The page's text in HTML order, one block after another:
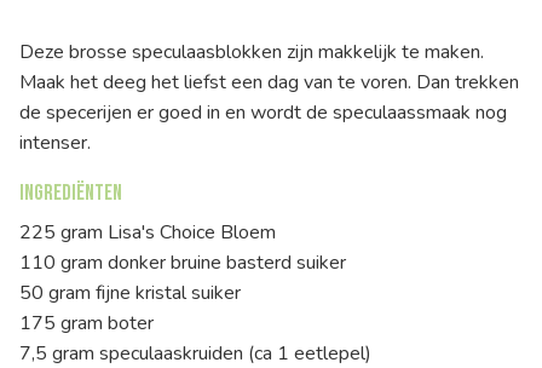
Deze brosse speculaasblokken zijn makkelijk te maken.
Maak het deeg het liefst een dag van te voren. Dan trekken
de specerijen er goed in en wordt de speculaassmaak nog
intenser.
Ingrediënten
225 gram Lisa's Choice Bloem
110 gram donker bruine basterd suiker
50 gram fijne kristal suiker
175 gram boter
7,5 gram speculaaskruiden (ca 1 eetlepel)